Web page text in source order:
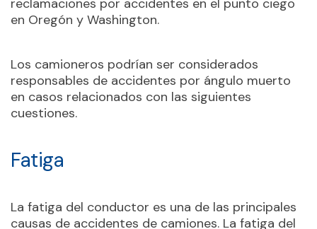
reclamaciones por accidentes en el punto ciego
en Oregón y Washington.
Los camioneros podrían ser considerados
responsables de accidentes por ángulo muerto
en casos relacionados con las siguientes
cuestiones.
Fatiga
La fatiga del conductor es una de las principales
causas de accidentes de camiones. La fatiga del